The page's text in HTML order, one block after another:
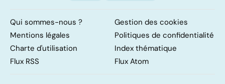
Qui sommes-nous ?
Gestion des cookies
Mentions légales
Politiques de confidentialité
Charte d'utilisation
Index thématique
Flux RSS
Flux Atom